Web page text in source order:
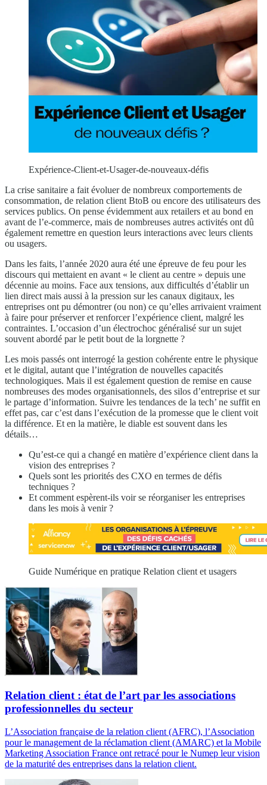
Expérience-Client-et-Usager-de-nouveaux-défis
La crise sanitaire a fait évoluer de nombreux comportements de
consommation, de relation client BtoB ou encore des utilisateurs des
services publics. On pense évidemment aux retailers et au bond en
avant de l’e-commerce, mais de nombreuses autres activités ont dû
également remettre en question leurs interactions avec leurs clients
ou usagers.
Dans les faits, l’année 2020 aura été une épreuve de feu pour les
discours qui mettaient en avant « le client au centre » depuis une
décennie au moins. Face aux tensions, aux difficultés d’établir un
lien direct mais aussi à la pression sur les canaux digitaux, les
entreprises ont pu démontrer (ou non) ce qu’elles arrivaient vraiment
à faire pour préserver et renforcer l’expérience client, malgré les
contraintes. L’occasion d’un électrochoc généralisé sur un sujet
souvent abordé par le petit bout de la lorgnette ?
Les mois passés ont interrogé la gestion cohérente entre le physique
et le digital, autant que l’intégration de nouvelles capacités
technologiques. Mais il est également question de remise en cause
nombreuses des modes organisationnels, des silos d’entreprise et sur
le partage d’information. Suivre les tendances de la tech’ ne suffit en
effet pas, car c’est dans l’exécution de la promesse que le client voit
la différence. Et en la matière, le diable est souvent dans les
détails…
Qu’est-ce qui a changé en matière d’expérience client dans la
vision des entreprises ?
Quels sont les priorités des CXO en termes de défis
techniques ?
Et comment espèrent-ils voir se réorganiser les entreprises
dans les mois à venir ?
Guide Numérique en pratique Relation client et usagers
Relation client : état de l’art par les associations
professionnelles du secteur
L’Association française de la relation client (AFRC), l’Association
pour le management de la réclamation client (AMARC) et la Mobile
Marketing Association France ont retracé pour le Numep leur vision
de la maturité des entreprises dans la relation client.